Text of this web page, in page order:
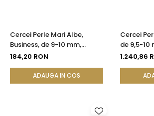
Cercei Perle Mari Albe,
Business, de 9-10 mm,
Tortiță Închisă, Argint 925 -
184,20 RON
ADAUGA IN COS
Cercei
de 9,5-10
Aur 14K
1.240,86